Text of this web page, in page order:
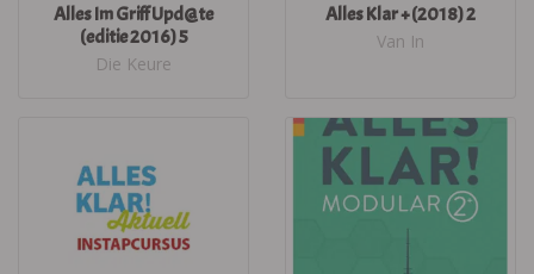
Alles Im Griff Upd@te
(editie 2016) 5
Die Keure
Alles Klar + (2018) 2
Van In